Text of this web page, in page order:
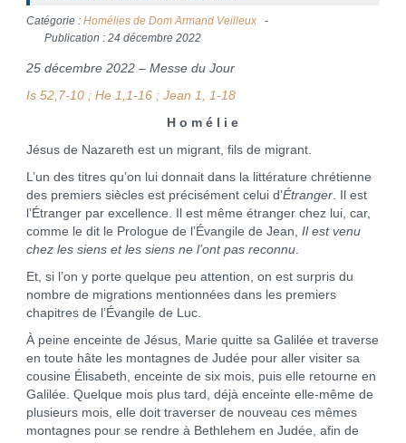
Catégorie : Homélies de Dom Armand Veilleux
Publication : 24 décembre 2022
25 décembre 2022 – Messe du Jour
Is 52,7-10 ; He 1,1-16 ; Jean 1, 1-18
H o m é l i e
Jésus de Nazareth est un migrant, fils de migrant.
L’un des titres qu’on lui donnait dans la littérature chrétienne
des premiers siècles est précisément celui d’Étranger. Il est
l’Étranger par excellence. Il est même étranger chez lui, car,
comme le dit le Prologue de l’Évangile de Jean, Il est venu
chez les siens et les siens ne l’ont pas reconnu.
Et, si l’on y porte quelque peu attention, on est surpris du
nombre de migrations mentionnées dans les premiers
chapitres de l’Évangile de Luc.
À peine enceinte de Jésus, Marie quitte sa Galilée et traverse
en toute hâte les montagnes de Judée pour aller visiter sa
cousine Élisabeth, enceinte de six mois, puis elle retourne en
Galilée. Quelque mois plus tard, déjà enceinte elle-même de
plusieurs mois, elle doit traverser de nouveau ces mêmes
montagnes pour se rendre à Bethlehem en Judée, afin de